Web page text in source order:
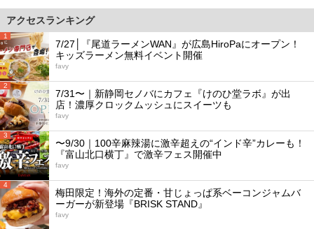
アクセスランキング
1
7/27│『尾道ラーメンWAN』が広島HiroPaにオープン！
キッズラーメン無料イベント開催
favy
2
7/31〜｜新静岡セノバにカフェ『けのひ堂ラボ』が出
店！濃厚クロックムッシュにスイーツも
favy
3
〜9/30｜100辛麻辣湯に激辛超えの“インド辛”カレーも！
『富山北口横丁』で激辛フェス開催中
favy
4
梅田限定！海外の定番・甘じょっぱ系ベーコンジャムバ
ーガーが新登場『BRISK STAND』
favy